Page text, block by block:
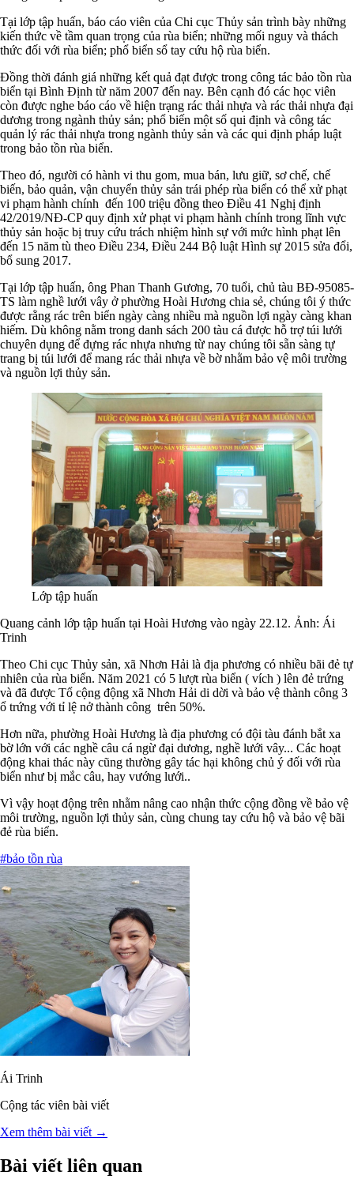
Tại lớp tập huấn, báo cáo viên của Chi cục Thủy sản trình bày những
kiến thức về tầm quan trọng của rùa biển; những mối nguy và thách
thức đối với rùa biển; phổ biển sổ tay cứu hộ rùa biển.
Đồng thời đánh giá những kết quả đạt được trong công tác bảo tồn rùa
biển tại Bình Định từ năm 2007 đến nay. Bên cạnh đó các học viên
còn được nghe báo cáo về hiện trạng rác thải nhựa và rác thải nhựa đại
dương trong ngành thủy sản; phổ biến một số qui định và công tác
quản lý rác thải nhựa trong ngành thủy sản và các qui định pháp luật
trong bảo tồn rùa biển.
Theo đó, người có hành vi thu gom, mua bán, lưu giữ, sơ chế, chế
biến, bảo quản, vận chuyển thủy sản trái phép rùa biển có thể xử phạt
vi phạm hành chính đến 100 triệu đồng theo Điều 41 Nghị định
42/2019/NĐ-CP quy định xử phạt vi phạm hành chính trong lĩnh vực
thủy sản hoặc bị truy cứu trách nhiệm hình sự với mức hình phạt lên
đến 15 năm tù theo Điều 234, Điều 244 Bộ luật Hình sự 2015 sửa đổi,
bổ sung 2017.
Tại lớp tập huấn, ông Phan Thanh Gương, 70 tuổi, chủ tàu BĐ-95085-
TS làm nghề lưới vây ở phường Hoài Hương chia sẻ, chúng tôi ý thức
được rằng rác trên biển ngày càng nhiều mà nguồn lợi ngày càng khan
hiếm. Dù không nằm trong danh sách 200 tàu cá được hỗ trợ túi lưới
chuyên dụng để đựng rác nhựa nhưng từ nay chúng tôi sẵn sàng tự
trang bị túi lưới để mang rác thải nhựa về bờ nhằm bảo vệ môi trường
và nguồn lợi thủy sản.
Lớp tập huấn
Quang cảnh lớp tập huấn tại Hoài Hương vào ngày 22.12. Ảnh: Ái
Trinh
Theo Chi cục Thủy sản, xã Nhơn Hải là địa phương có nhiều bãi đẻ tự
nhiên của rùa biển. Năm 2021 có 5 lượt rùa biển ( vích ) lên đẻ trứng
và đã được Tổ cộng động xã Nhơn Hải di dời và bảo vệ thành công 3
ổ trứng với tỉ lệ nở thành công trên 50%.
Hơn nữa, phường Hoài Hương là địa phương có đội tàu đánh bắt xa
bờ lớn với các nghề câu cá ngừ đại dương, nghề lưới vây... Các hoạt
động khai thác này cũng thường gây tác hại không chủ ý đối với rùa
biển như bị mắc câu, hay vướng lưới..
Vì vậy hoạt động trên nhằm nâng cao nhận thức cộng đồng về bảo vệ
môi trường, nguồn lợi thủy sản, cùng chung tay cứu hộ và bảo vệ bãi
đẻ rùa biển.
#bảo tồn rùa
Ái Trinh
Cộng tác viên bài viết
Xem thêm bài viết →
Bài viết liên quan